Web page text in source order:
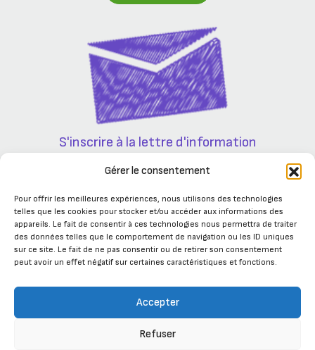
Gérer le consentement
Pour offrir les meilleures expériences, nous utilisons des technologies
telles que les cookies pour stocker et/ou accéder aux informations des
appareils. Le fait de consentir à ces technologies nous permettra de traiter
des données telles que le comportement de navigation ou les ID uniques
sur ce site. Le fait de ne pas consentir ou de retirer son consentement
peut avoir un effet négatif sur certaines caractéristiques et fonctions.
Accepter
Refuser
S'inscrire à la lettre d'information
Se connecter